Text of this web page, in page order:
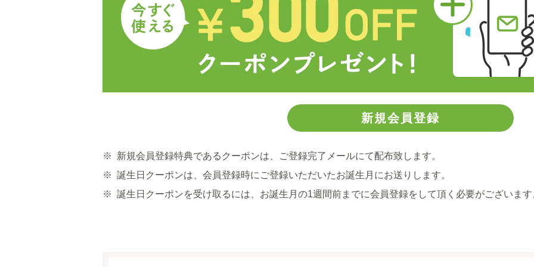
※
新規会員登録特典であるクーポンは、ご登録完了メールにて配布致します。
※ 誕生日クーポンは、会員登録時にご登録いただいたお誕生月にお送りします。
※ 誕生日クーポンを受け取るには、お誕生月の1週間前までに会員登録をして頂く必要がございます